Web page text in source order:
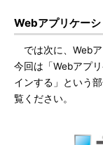
Webアプリケー
では次に、Webア
今回は「Webアプ
インする」という
覧ください。